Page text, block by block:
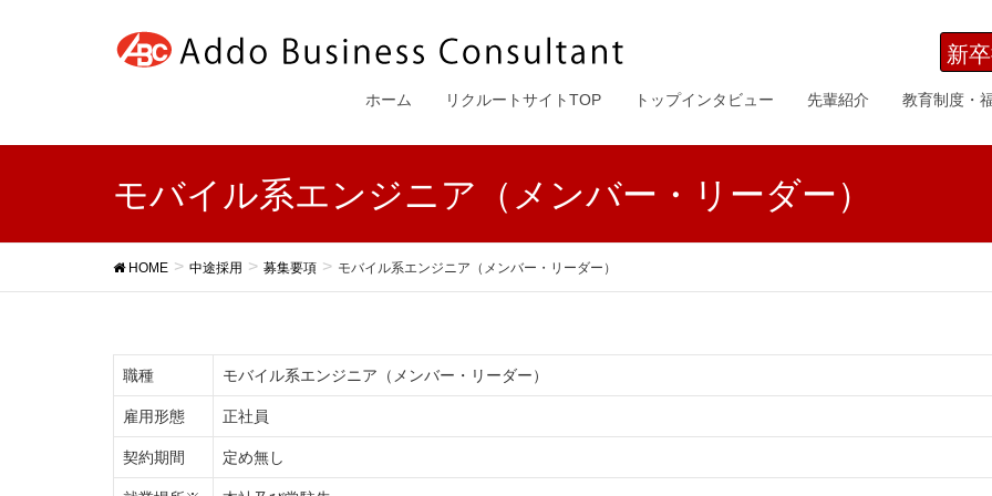
新
ホーム リクルートサイトTOP トップインタビュー 先輩紹介 教育制度・
モバイル系エンジニア（メンバー・リーダー）
HOME 中途採用 募集要項 モバイル系エンジニア（メンバー・リーダー）
職種 モバイル系エンジニア（メンバー・リーダー）
雇用形態 正社員
契約期間 定め無し